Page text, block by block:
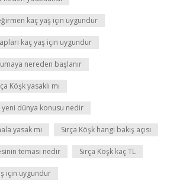
kaç yaş için uygundur
kaç yaş için uygundur
nereden başlanır
Köşk yasaklı mı
dünya konusu nedir
yasak mı Sırça Köşk hangi bakış açısı
teması nedir Sırça Köşk kaç TL
için uygundur